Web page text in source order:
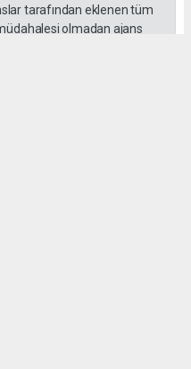
tarafından eklenen tüm
olmadan ajans